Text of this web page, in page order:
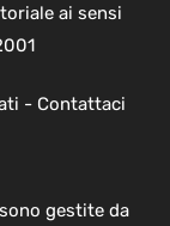
ai sensi
- Contattaci
gestite da